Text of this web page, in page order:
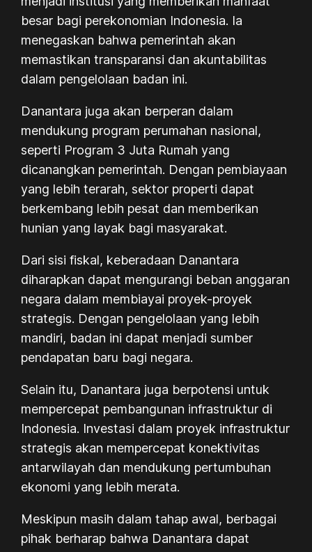
besar bagi perekonomian Indonesia. Ia
menegaskan bahwa pemerintah akan
memastikan transparansi dan akuntabilitas
dalam pengelolaan badan ini.
Danantara juga akan berperan dalam
mendukung program perumahan nasional,
seperti Program 3 Juta Rumah yang
dicanangkan pemerintah. Dengan pembiayaan
yang lebih terarah, sektor properti dapat
berkembang lebih pesat dan memberikan
hunian yang layak bagi masyarakat.
Dari sisi fiskal, keberadaan Danantara
diharapkan dapat mengurangi beban anggaran
negara dalam membiayai proyek-proyek
strategis. Dengan pengelolaan yang lebih
mandiri, badan ini dapat menjadi sumber
pendapatan baru bagi negara.
Selain itu, Danantara juga berpotensi untuk
mempercepat pembangunan infrastruktur di
Indonesia. Investasi dalam proyek infrastruktur
strategis akan mempercepat konektivitas
antarwilayah dan mendukung pertumbuhan
ekonomi yang lebih merata.
Meskipun masih dalam tahap awal, berbagai
pihak berharap bahwa Danantara dapat